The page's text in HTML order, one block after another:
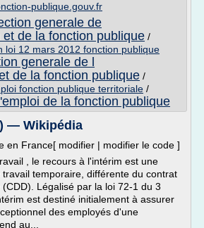
publique.gouv.fr
generale de
et de la fonction publique /
loi 12 mars 2012 fonction publique
generale de l
de la fonction publique /
fonction publique territoriale /
de la fonction publique
— Wikipédia
en France[ modifier | modifier le code ]
, le recours à l'intérim est une
temporaire, différente du contrat
Légalisé par la loi 72-1 du 3
est destiné initialement à assurer
des employés d'une
au...